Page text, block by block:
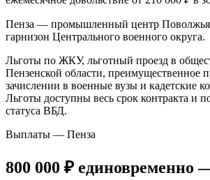
Пенза — промышленный центр
гарнизон Центрального военного округа.
Льготы по ЖКУ, льготный проезд в
Пензенской области, преимущественное
зачислении в военные вузы и кадетские
Льготы доступны весь срок контракта и
статуса ВБД.
Выплаты — Пенза
800 000 ₽ единовременно